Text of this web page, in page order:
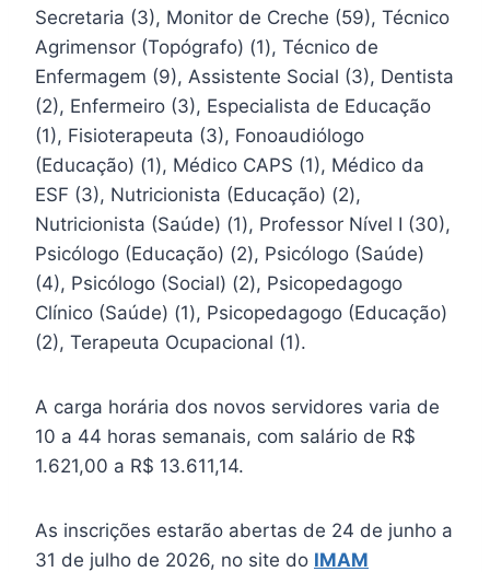
Secretaria (3), Monitor de Creche (59), Técnico
Agrimensor (Topógrafo) (1), Técnico de
Enfermagem (9), Assistente Social (3), Dentista
(2), Enfermeiro (3), Especialista de Educação
(1), Fisioterapeuta (3), Fonoaudiólogo
(Educação) (1), Médico CAPS (1), Médico da
ESF (3), Nutricionista (Educação) (2),
Nutricionista (Saúde) (1), Professor Nível I (30),
Psicólogo (Educação) (2), Psicólogo (Saúde)
(4), Psicólogo (Social) (2), Psicopedagogo
Clínico (Saúde) (1), Psicopedagogo (Educação)
(2), Terapeuta Ocupacional (1).
A carga horária dos novos servidores varia de
10 a 44 horas semanais, com salário de R$
1.621,00 a R$ 13.611,14.
As inscrições estarão abertas de 24 de junho a
31 de julho de 2026, no site do IMAM